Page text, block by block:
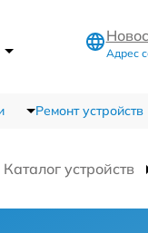
Адрес
Ремонт устройств
Каталог устройств